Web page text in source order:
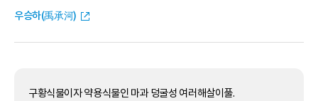
우승하(禹承河)
구황식물이자 약용식물인 마과 덩굴성 여러해살이풀.